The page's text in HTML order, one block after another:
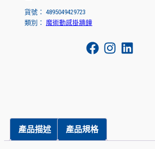
貨號： 4895049429723
類別： 魔術動感掛牆鐘
產品描述 產品規格